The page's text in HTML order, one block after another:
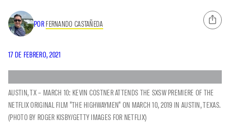
POR FERNANDO CASTAÑEDA
17 DE FEBRERO, 2021
AUSTIN, TX – MARCH 10: KEVIN COSTNER ATTENDS THE SXSW PREMIERE OF THE
NETFLIX ORIGINAL FILM "THE HIGHWAYMEN" ON MARCH 10, 2019 IN AUSTIN, TEXAS.
(PHOTO BY ROGER KISBY/GETTY IMAGES FOR NETFLIX)